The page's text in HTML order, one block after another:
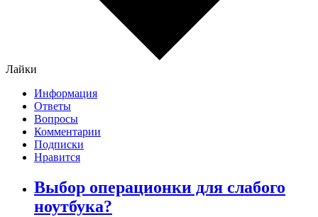
Лайки
Информация
Ответы
Вопросы
Комментарии
Подписки
Нравится
Выбор операционки для слабого
ноутбука?